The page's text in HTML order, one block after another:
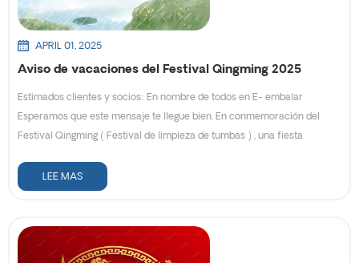
APRIL 01, 2025
Aviso de vacaciones del Festival Qingming 2025
Estimados clientes y socios: En nombre de todos en E- embalar
Esperamos que este mensaje te llegue bien. En conmemoración del
Festival Qingming ( Festival de limpieza de tumbas ) , una fiesta
nuestra empresa cerrará mi Para unas vacaciones cortas. El calendario
de vacaciones es el siguiente: Periodo de vacaciones: 4 de abril de
trabajos: 7 de abril de 2025 (lunes) Oh Nuestro servidor de correo
electrónico permanecerá abierto durante las vacaciones, si tiene algún
LEE MAS